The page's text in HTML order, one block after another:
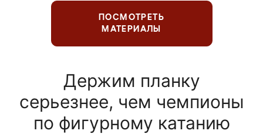
ПОСМОТРЕТЬ
МАТЕРИАЛЫ
Держим планку
серьезнее, чем чемпионы
по фигурному катанию